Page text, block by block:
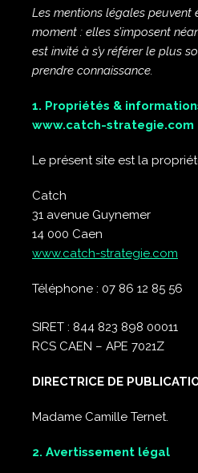
Les mentions légales peuvent
moment : elles s’imposent
est invité à s’y référer le plus
prendre connaissance.
1. Propriétés &
www.catch-strategie.com
Le présent site est la
Catch
31 avenue Guynemer
14 000 Caen
www.catch-strategie.com
Téléphone : 07 86 12 85 56
SIRET : 844 823 898 00011
RCS CAEN – APE 7021Z
DIRECTRICE DE
Madame Camille Ternet.
2. Avertissement légal